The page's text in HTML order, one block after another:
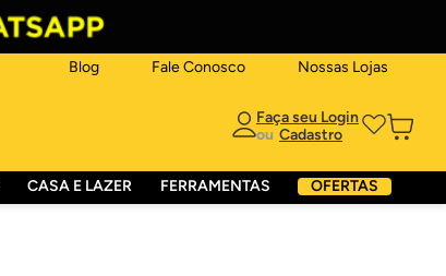
Blog Fale Conosco Nossas Lojas
ou
CASA E LAZER FERRAMENTAS OFERTAS